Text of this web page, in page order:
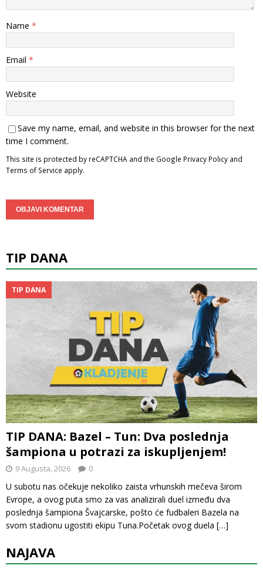
Name *
Email *
Website
Save my name, email, and website in this browser for the next
time I comment.
This site is protected by reCAPTCHA and the Google Privacy Policy and
Terms of Service apply.
TIP DANA
TIP DANA
TIP DANA: Bazel – Tun: Dva poslednja
šampiona u potrazi za iskupljenjem!
9 Augusta, 2026 0
U subotu nas očekuje nekoliko zaista vrhunskih mečeva širom
Evrope, a ovog puta smo za vas analizirali duel između dva
poslednja šampiona Švajcarske, pošto će fudbaleri Bazela na
svom stadionu ugostiti ekipu Tuna.Početak ovog duela […]
NAJAVA